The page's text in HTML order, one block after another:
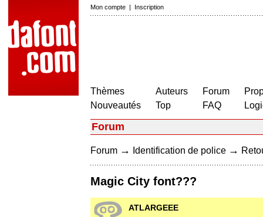
Mon compte | Inscription
Thèmes
Nouveautés
Auteurs
Top
Forum
FAQ
Forum
Forum → Identification de police →
Magic City font???
ATLARGEEE